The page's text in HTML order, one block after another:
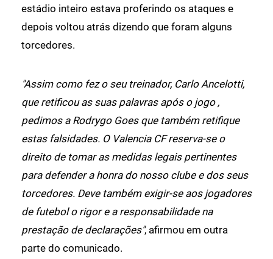
estádio inteiro estava proferindo os ataques e
depois voltou atrás dizendo que foram alguns
torcedores.
"Assim como fez o seu treinador, Carlo Ancelotti,
que retificou as suas palavras após o jogo ,
pedimos a Rodrygo Goes que também retifique
estas falsidades. O Valencia CF reserva-se o
direito de tomar as medidas legais pertinentes
para defender a honra do nosso clube e dos seus
torcedores. Deve também exigir-se aos jogadores
de futebol o rigor e a responsabilidade na
prestação de declarações", afirmou em outra
parte do comunicado.